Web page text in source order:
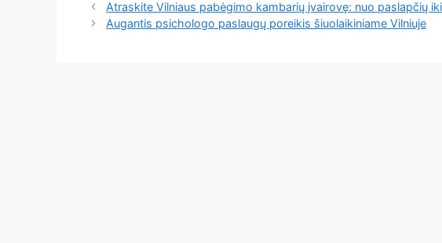
Atraskite Vilniaus pabėgimo kambarių įvairovę: nuo paslapčių
Augantis psichologo paslaugų poreikis šiuolaikiniame Vilniuje